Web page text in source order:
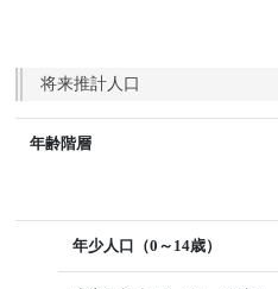
将来推計人口
年齢階層
年少人口（0～14歳）